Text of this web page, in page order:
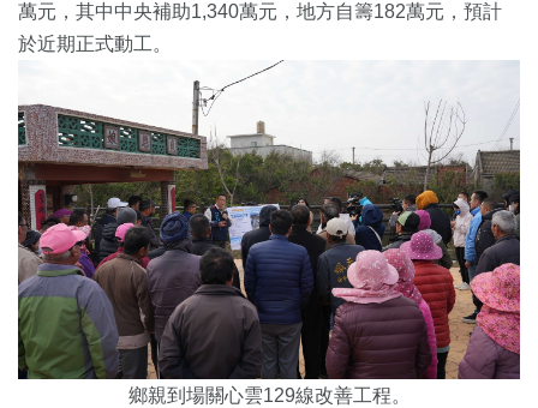
萬元，其中中央補助1,340萬元，地方自籌182萬元，預計
於近期正式動工。
鄉親到場關心雲129線改善工程。